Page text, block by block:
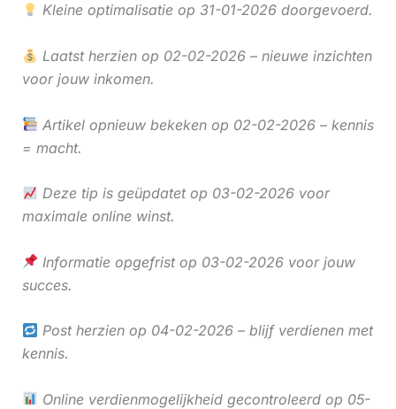
Kleine optimalisatie op 31-01-2026 doorgevoerd.
Laatst herzien op 02-02-2026 – nieuwe inzichten
voor jouw inkomen.
Artikel opnieuw bekeken op 02-02-2026 – kennis
= macht.
Deze tip is geüpdatet op 03-02-2026 voor
maximale online winst.
Informatie opgefrist op 03-02-2026 voor jouw
succes.
Post herzien op 04-02-2026 – blijf verdienen met
kennis.
Online verdienmogelijkheid gecontroleerd op 05-